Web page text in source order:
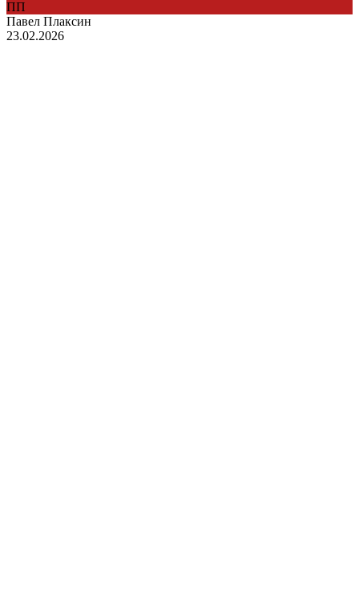
ПП
Павел Плаксин
23.02.2026